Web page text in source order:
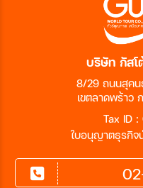
บริษัท กัสโ
8/29 ถนนสุคน
เขตลาดพร้าว
Tax ID :
ใบอนุญาตธุรกิจ